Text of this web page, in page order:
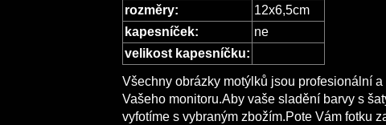
rozměry:
12x6,5cm
kapesníček:
ne
velikost kapesníčku:
Všechny obrázky motýlků jsou profesionální
Vašeho monitoru.Aby vaše sladění barvy s
vyfotíme s vybraným zbožím.Pote Vám fotku